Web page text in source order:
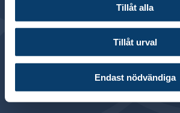
Tillåt alla
Tillåt urval
Endast nödvändiga
Postadress: Box 7603, 103 94 Stockholm
Besöksadress: Blasieholmsgatan 4B
© 2024 Svenska Bankföreningen
Om webbplatsen